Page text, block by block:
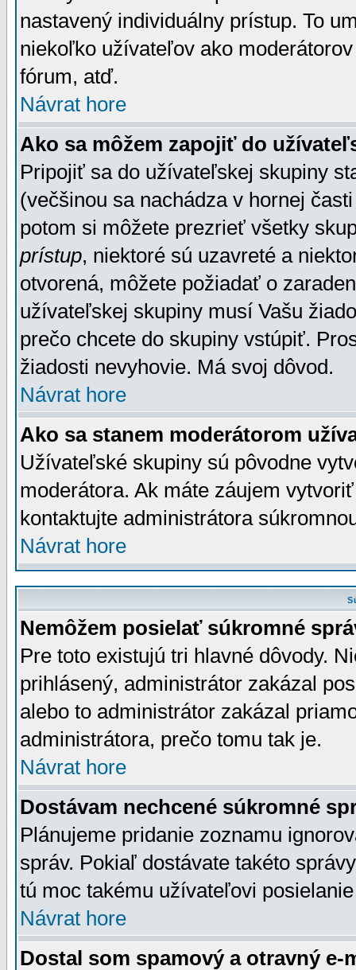
nastavený individuálny prístup. To
niekoľko užívateľov ako
fórum, atď.
Návrat hore
Ako sa môžem zapojiť do
Pripojiť sa do užívateľskej skupiny
(večšinou sa nachádza v hornej
potom si môžete prezrieť všetky
prístup, niektoré sú uzavreté a
otvorená, môžete požiadať o
užívateľskej skupiny musí Vašu
prečo chcete do skupiny vstúpiť.
žiadosti nevyhovie. Má svoj dôvod.
Návrat hore
Ako sa stanem moderátorom
Užívateľské skupiny sú pôvodne
moderátora. Ak máte záujem
kontaktujte administrátora
Návrat hore
Nemôžem posielať súkromné
Pre toto existujú tri hlavné dôvody.
prihlásený, administrátor zakázal
alebo to administrátor zakázal
administrátora, prečo tomu tak je.
Návrat hore
Dostávam nechcené súkromné
Plánujeme pridanie zoznamu
správ. Pokiaľ dostávate takéto
tú moc takému užívateľovi
Návrat hore
Dostal som spamový a otravný e-